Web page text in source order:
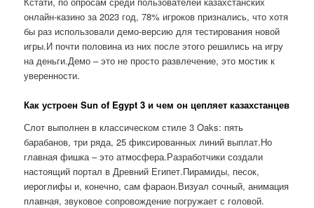
онлайн-казино за 2023 год, 78% игроков признались, что хотя
бы раз использовали демо-версию для тестирования новой
игры.И почти половина из них после этого решились на игру
на деньги.Демо – это не просто развлечение, это мостик к
уверенности.
Как устроен Sun of Egypt 3 и чем он цепляет казахстанцев
Слот выполнен в классическом стиле 3 Oaks: пять
барабанов, три ряда, 25 фиксированных линий выплат.Но
главная фишка – это атмосфера.Разработчики создали
настоящий портал в Древний Египет.Пирамиды, песок,
иероглифы и, конечно, сам фараон.Визуал сочный, анимация
плавная, звуковое сопровождение погружает с головой.